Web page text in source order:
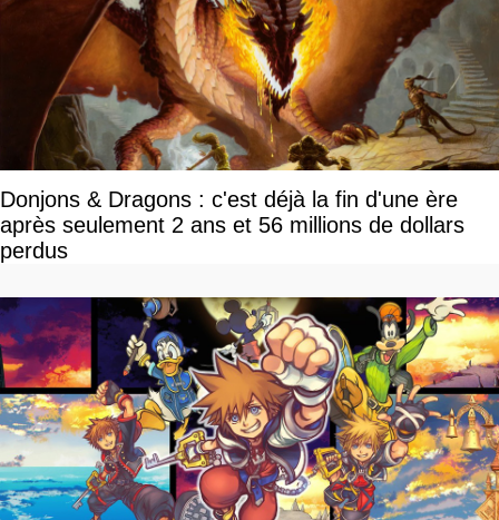
Donjons & Dragons : c'est déjà la fin d'une ère
après seulement 2 ans et 56 millions de dollars
perdus